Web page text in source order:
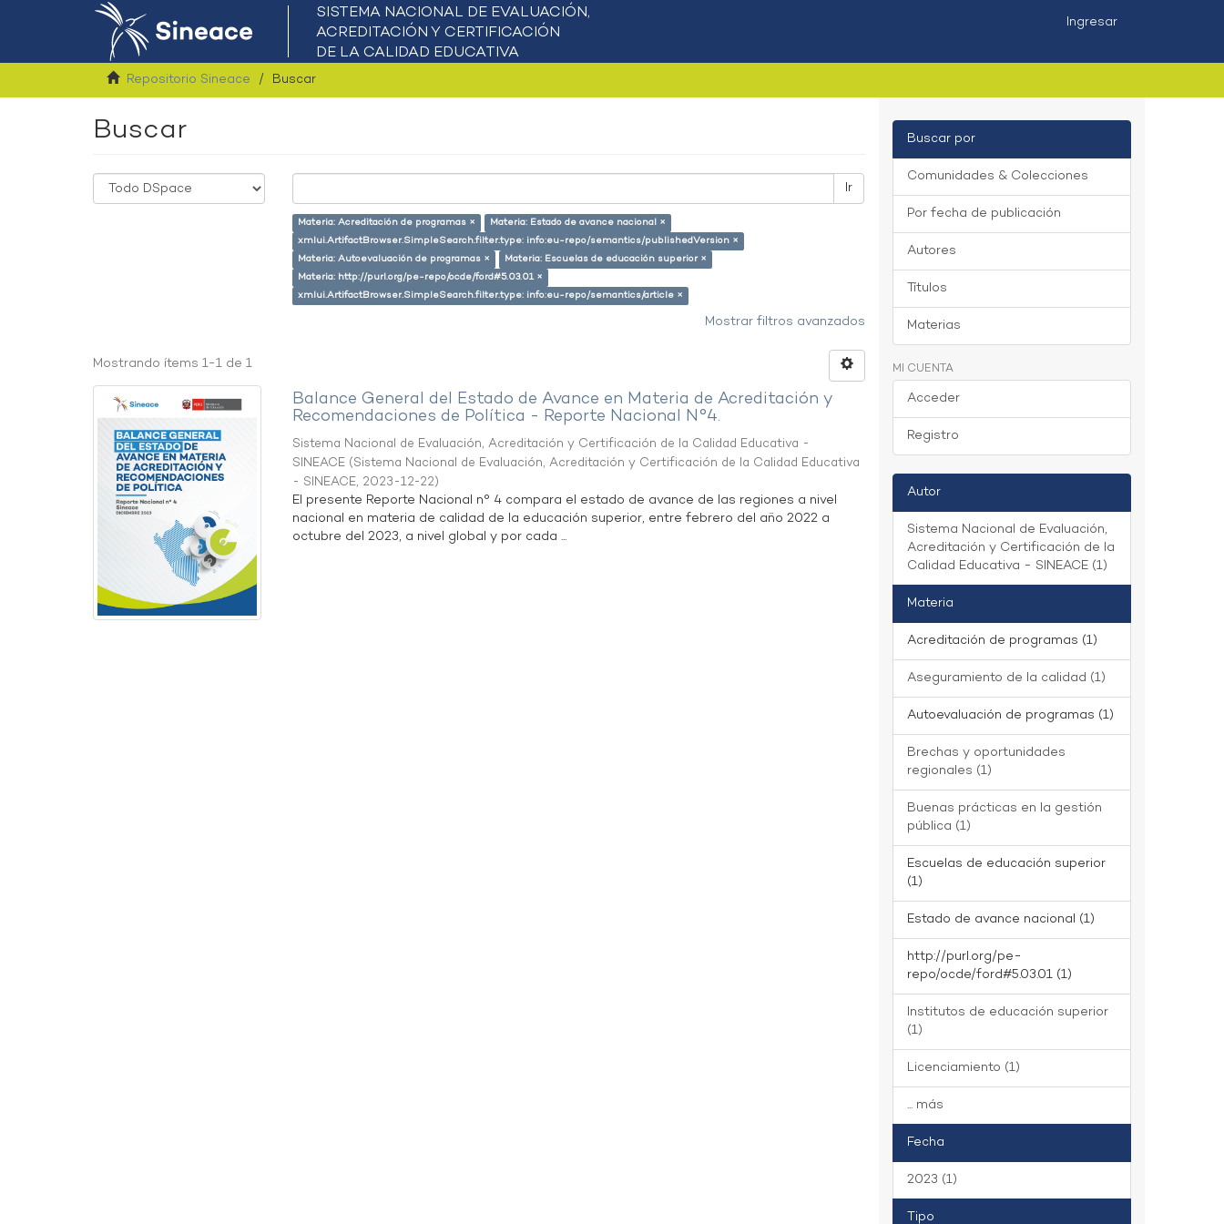
Ingresar
Repositorio Sineace Buscar
Buscar
Ir
Materia: Acreditación de programas ×
Materia: Estado de avance nacional ×
xmlui.ArtifactBrowser.SimpleSearch.filter.type: info:eu-repo/semantics/publishedVersion ×
Materia: Autoevaluación de programas ×
Materia: Escuelas de educación superior ×
Materia: http://purl.org/pe-repo/ocde/ford#5.03.01 ×
xmlui.ArtifactBrowser.SimpleSearch.filter.type: info:eu-repo/semantics/article ×
Mostrar filtros avanzados
Mostrando ítems 1-1 de 1
Balance General del Estado de Avance en Materia de Acreditación y
Recomendaciones de Política - Reporte Nacional N°4.
Sistema Nacional de Evaluación, Acreditación y Certificación de la Calidad Educativa -
SINEACE (Sistema Nacional de Evaluación, Acreditación y Certificación de la Calidad Educativa
- SINEACE, 2023-12-22)
El presente Reporte Nacional n° 4 compara el estado de avance de las regiones a nivel
nacional en materia de calidad de la educación superior, entre febrero del año 2022 a
octubre del 2023, a nivel global y por cada ...
Buscar por
Comunidades & Colecciones
Por fecha de publicación
Autores
Títulos
Materias
MI CUENTA
Acceder
Registro
Autor
Sistema Nacional de Evaluación,
Acreditación y Certificación de la
Calidad Educativa - SINEACE (1)
Materia
Acreditación de programas (1)
Aseguramiento de la calidad (1)
Autoevaluación de programas (1)
Brechas y oportunidades
regionales (1)
Buenas prácticas en la gestión
pública (1)
Escuelas de educación superior
(1)
Estado de avance nacional (1)
http://purl.org/pe-
repo/ocde/ford#5.03.01 (1)
Institutos de educación superior
(1)
Licenciamiento (1)
... más
Fecha
2023 (1)
Tipo